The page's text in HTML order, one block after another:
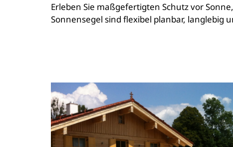
Erleben Sie maßgefertigten Schutz vor
Sonnensegel sind flexibel planbar, langlebig